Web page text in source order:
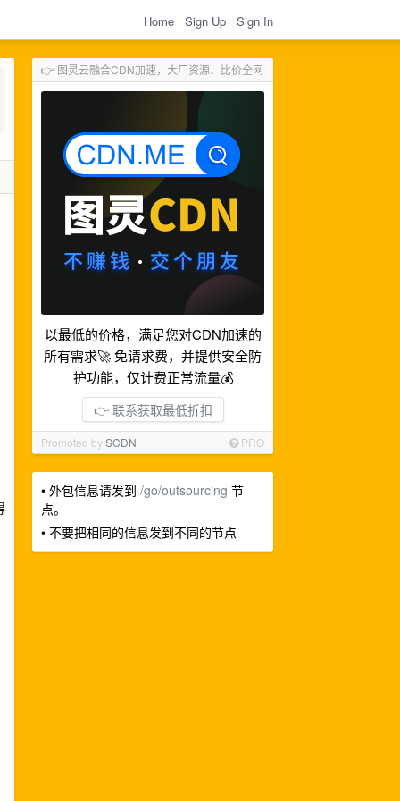
Home Sign Up Sign In
👉 图灵云融合CDN加速，大厂资源、比价全网
以最低的价格，满足您对CDN加速的
所有需求🚀 免请求费，并提供安全防
护功能，仅计费正常流量💰
👉 联系获取最低折扣
Promoted bySCDN PRO
• 外包信息请发到 /go/outsourcing 节
点。
• 不要把相同的信息发到不同的节点